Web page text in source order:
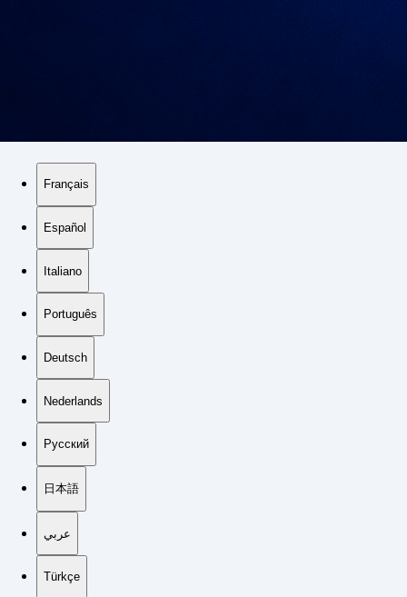
Français
Español
Italiano
Português
Deutsch
Nederlands
Русский
日本語
عربي
Türkçe